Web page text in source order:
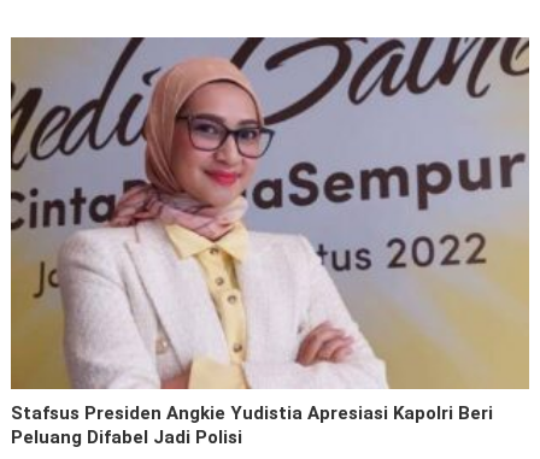
Stafsus Presiden Angkie Yudistia Apresiasi Kapolri Beri
Peluang Difabel Jadi Polisi